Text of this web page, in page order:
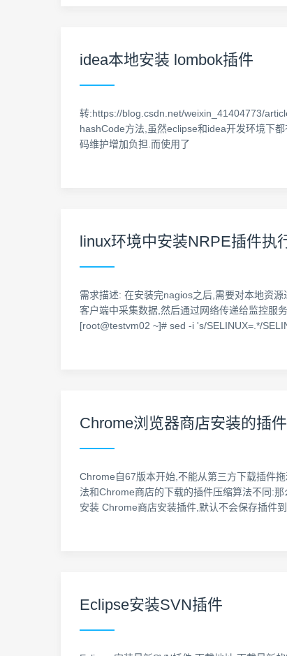
idea本地安装 lombok插件
转:https://blog.csdn.net/weixin_41404773/
hashCode方法,虽然eclipse和idea开发环境下
码维护增加负担.而使用了
linux环境中安装NRPE插件执
需求描述: 在安装完nagios之后,需要对本地资
客户端中采集数据,然后通过网络传递给监控服
[root@testvm02 ~]# sed -i 's/SELINUX=.*/
Chrome浏览器商店安装的插
Chrome自67版本开始,不能从第三方下载插件
法和Chrome商店的下载的插件压缩算法不同:
安装 Chrome商店安装插件,默认不会保存插件
Eclipse安装SVN插件